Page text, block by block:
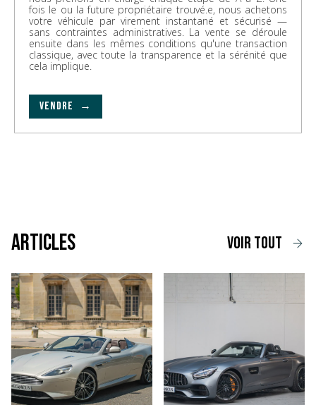
fois le ou la future propriétaire trouvé.e, nous achetons
votre véhicule par virement instantané et sécurisé —
sans contraintes administratives. La vente se déroule
ensuite dans les mêmes conditions qu'une transaction
classique, avec toute la transparence et la sérénité que
cela implique.
VENDRE →
voir tout
Articles